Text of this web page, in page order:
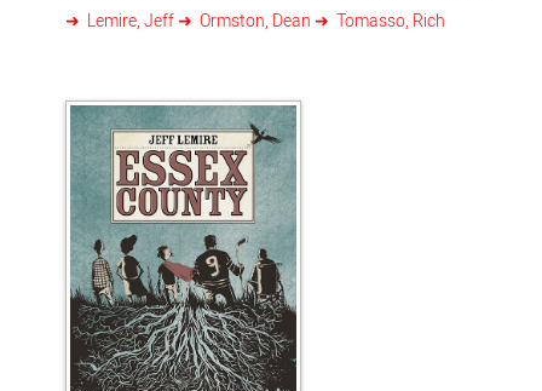
La firme determinación de Lucy Weber, la nueva
está todo bien. En este cuarto volumen, el dibujante
Rich Tommaso se une al equipo ganador de un Eisner a
la mejor serie nueva en 2017, Jeff Lemire y Dean
Ormston. El universo de 'Black Hammer', que no deja de
crecer gracias a su serie principal y diferentes spin-offs,
podrá ser llevada al cine y a la televisión tras la
adquisión de estos derechos por la productora
Legendary Entertainment (que tiene en su trayectoria
más de cincuenta largometrajes, entre los que se
encuentra 'Batman Begins'). Lemire anunció que
participará también en la redacción de las
adaptaciones, puesto que, como declaró a 'The New
York Times', 'Black Hammer' va un año o dos por
delante respecto al ritmo de publicación.
Lemire, Jeff Ormston, Dean Tomasso, Rich